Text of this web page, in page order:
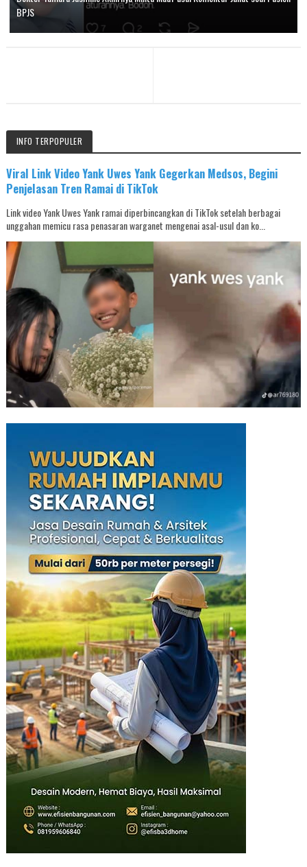
BPJS
INFO TERPOPULER
Viral Link Video Yank Uwes Yank Gegerkan Medsos, Begini
Penjelasan Tren Ramai di TikTok
Link video Yank Uwes Yank ramai diperbincangkan di TikTok setelah berbagai
unggahan memicu rasa penasaran warganet mengenai asal-usul dan ko...